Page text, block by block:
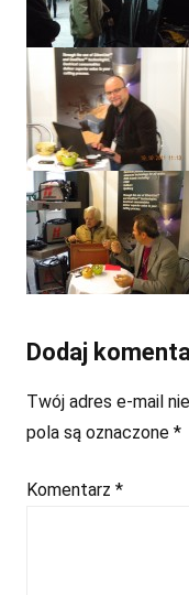
Dodaj
Twój adres e-mail
pola są oznaczone *
Komentarz *